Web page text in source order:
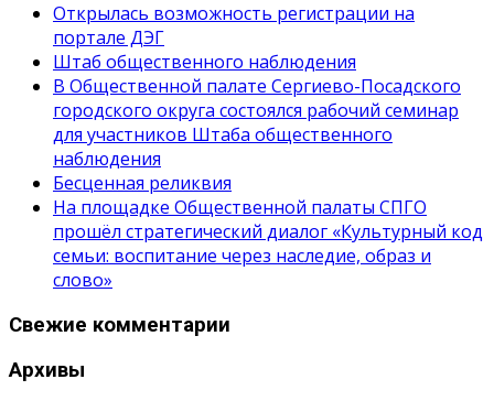
Открылась возможность регистрации на
портале ДЭГ
Штаб общественного наблюдения
В Общественной палате Сергиево-Посадского
городского округа состоялся рабочий семинар
для участников Штаба общественного
наблюдения
Бесценная реликвия
На площадке Общественной палаты СПГО
прошёл стратегический диалог «Культурный код
семьи: воспитание через наследие, образ и
слово»
Свежие комментарии
Архивы